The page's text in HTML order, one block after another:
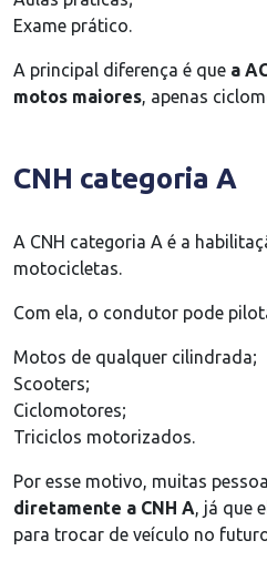
Exame prático.
A principal diferença é que a
motos maiores, apenas
CNH categoria A
A CNH categoria A é a
motocicletas.
Com ela, o condutor pode
Motos de qualquer cilindrada;
Scooters;
Ciclomotores;
Triciclos motorizados.
Por esse motivo, muitas
diretamente a CNH A, já que
para trocar de veículo no